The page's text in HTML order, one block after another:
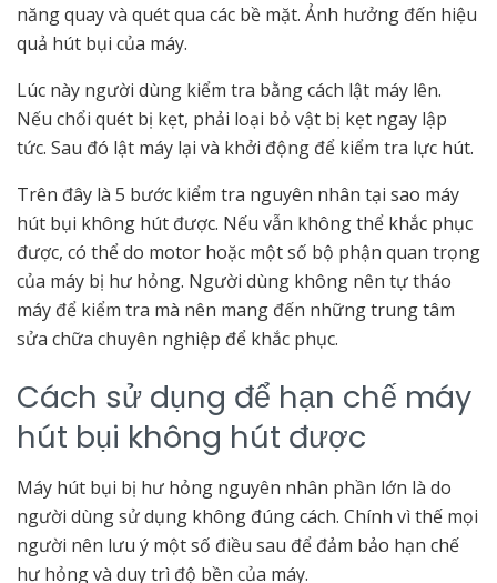
năng quay và quét qua các bề mặt. Ảnh hưởng đến hiệu
quả hút bụi của máy.
Lúc này người dùng kiểm tra bằng cách lật máy lên.
Nếu chổi quét bị kẹt, phải loại bỏ vật bị kẹt ngay lập
tức. Sau đó lật máy lại và khởi động để kiểm tra lực hút.
Trên đây là 5 bước kiểm tra nguyên nhân tại sao máy
hút bụi không hút được. Nếu vẫn không thể khắc phục
được, có thể do motor hoặc một số bộ phận quan trọng
của máy bị hư hỏng. Người dùng không nên tự tháo
máy để kiểm tra mà nên mang đến những trung tâm
sửa chữa chuyên nghiệp để khắc phục.
Cách sử dụng để hạn chế máy
hút bụi không hút được
Máy hút bụi bị hư hỏng nguyên nhân phần lớn là do
người dùng sử dụng không đúng cách. Chính vì thế mọi
người nên lưu ý một số điều sau để đảm bảo hạn chế
hư hỏng và duy trì độ bền của máy.